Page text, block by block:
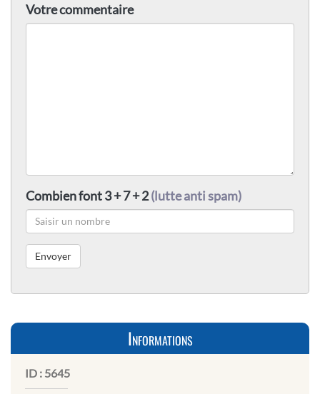
Votre commentaire
Combien font 3 + 7 + 2(lutte anti spam)
Informations
ID : 5645